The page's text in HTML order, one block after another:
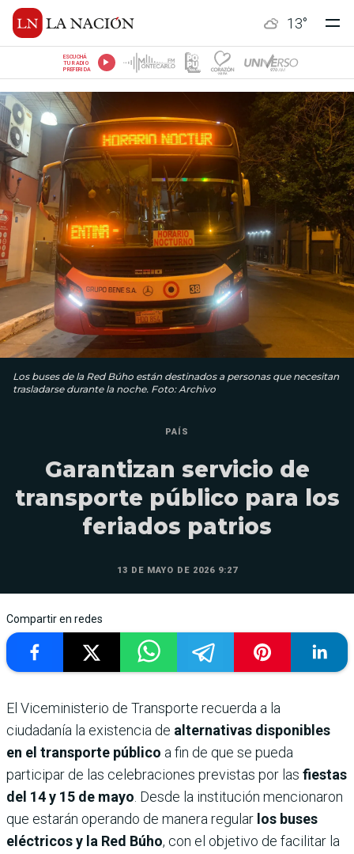
13°
ESCUCHÁ
TU RADIO
PREFERIDA
Los buses de la Red Búho están destinados a personas que necesitan
trasladarse durante la noche. Foto: Archivo
PAÍS
Garantizan servicio de
transporte público para los
feriados patrios
13 DE MAYO DE 2026 9:27
Compartir en redes
El Viceministerio de Transporte recuerda a la
ciudadanía la existencia de alternativas disponibles
en el transporte público a fin de que se pueda
participar de las celebraciones previstas por las fiestas
del 14 y 15 de mayo . Desde la institución mencionaron
que estarán operando de manera regular los buses
eléctricos y la Red Búho, con el objetivo de facilitar la